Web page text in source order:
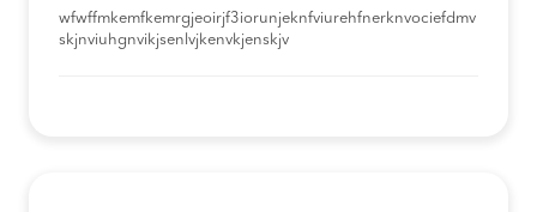
Huacho to La Matanza
wfwffmkemfkemrgjeoirjf3iorunjeknfviurehfnerknvociefdmv
skjnviuhgnvikjsenlvjkenvkjenskjv